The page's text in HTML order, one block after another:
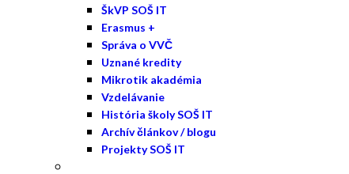
ŠkVP SOŠ IT
Erasmus +
Správa o VVČ
Uznané kredity
Mikrotik akadémia
Vzdelávanie
História školy SOŠ IT
Archív článkov / blogu
Projekty SOŠ IT